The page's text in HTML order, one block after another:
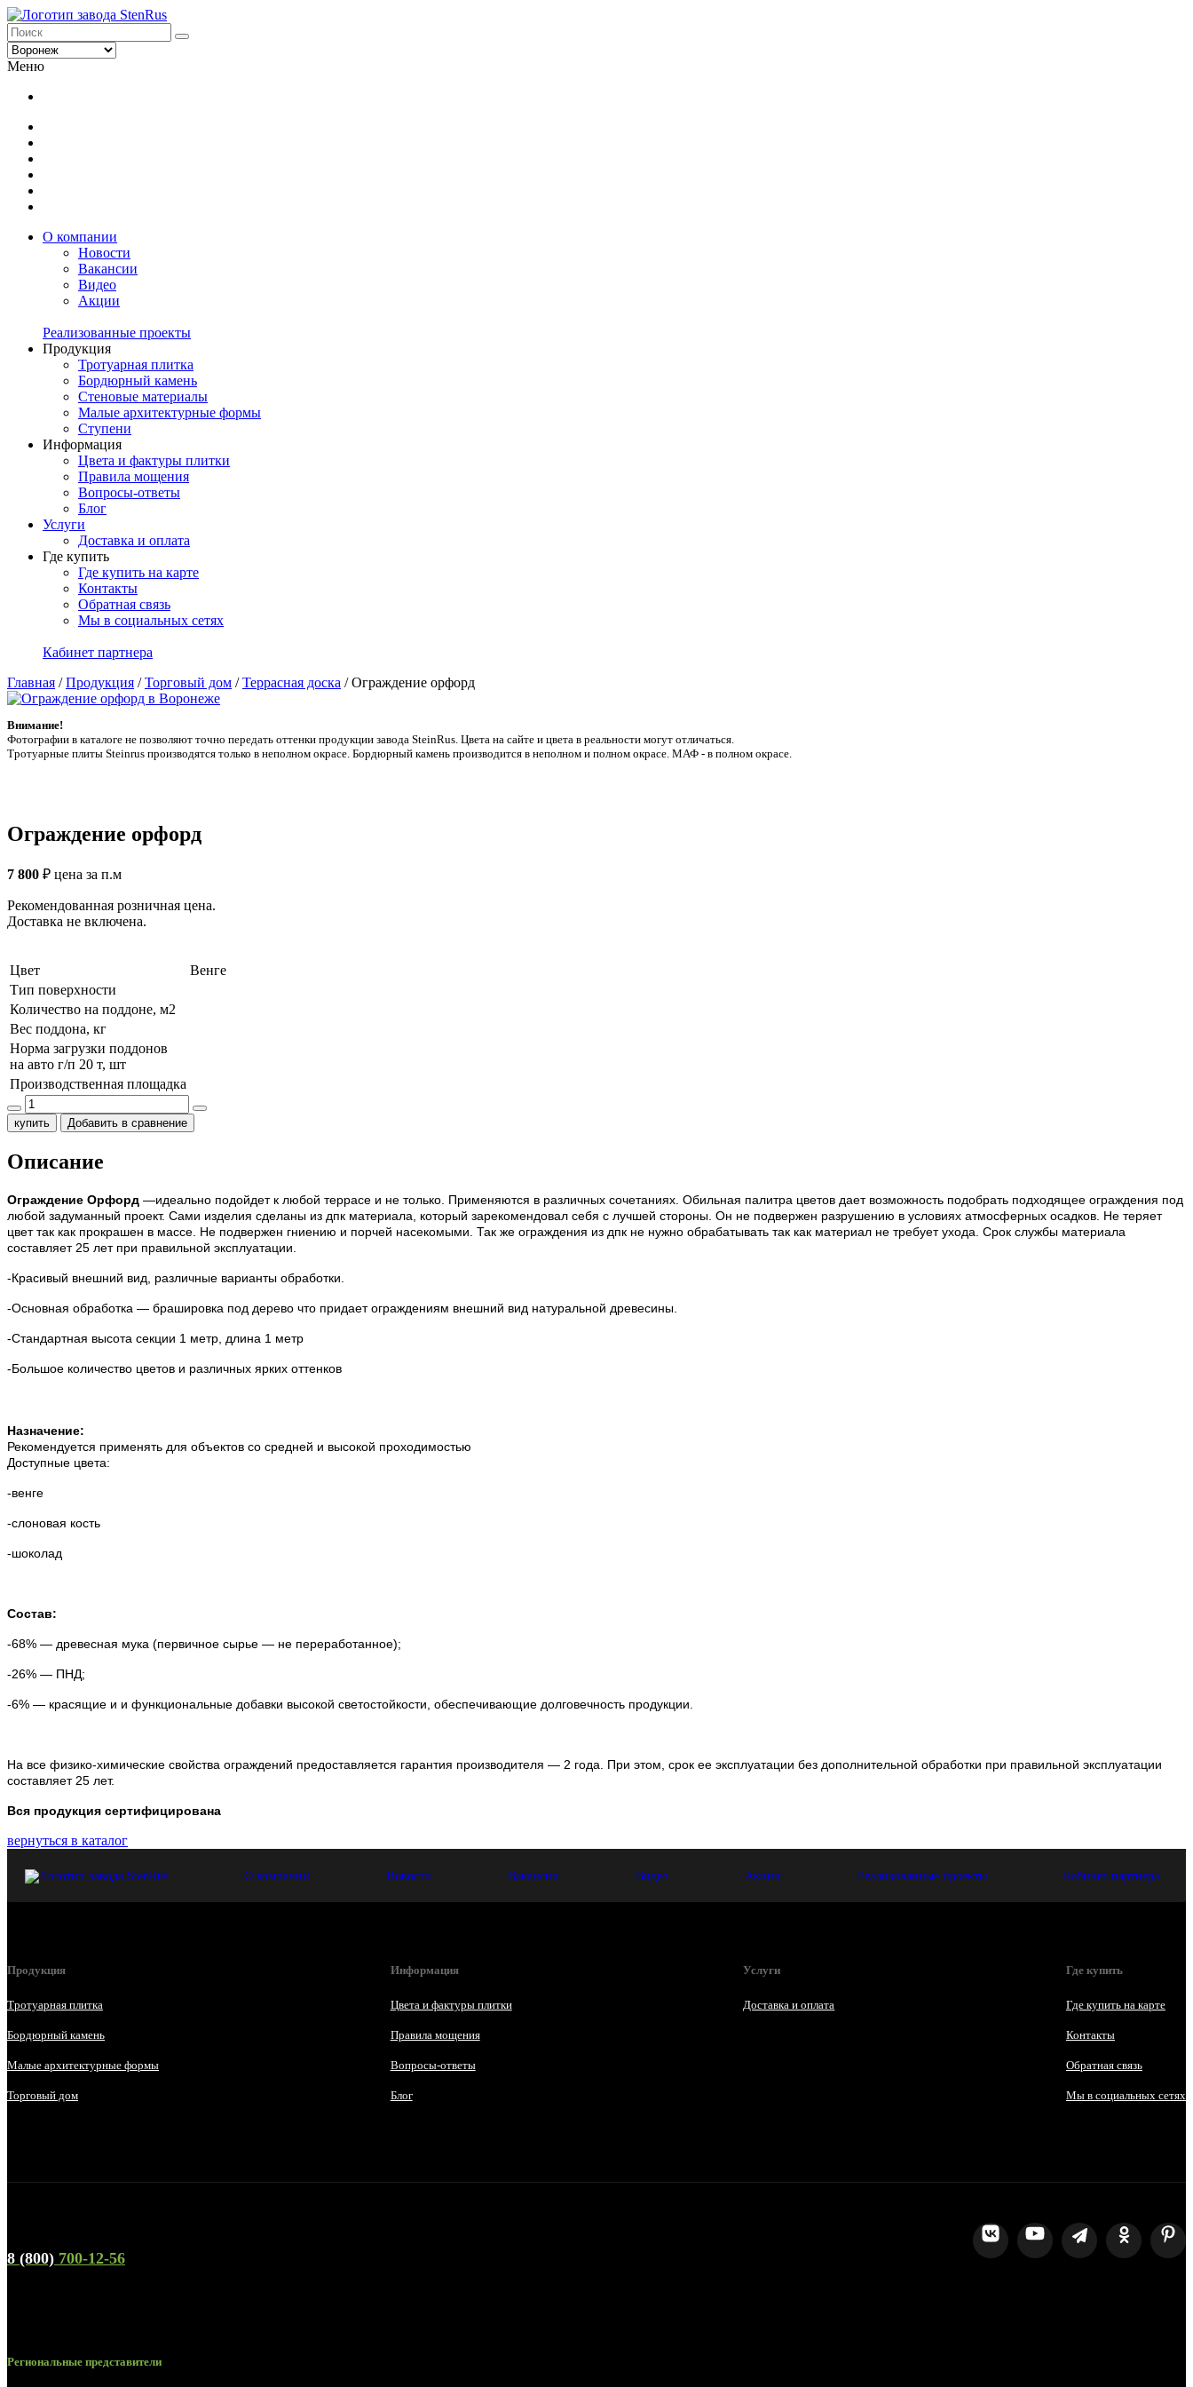
Меню
О компании
Новости
Вакансии
Видео
Акции
Реализованные проекты
Продукция
Тротуарная плитка
Бордюрный камень
Стеновые материалы
Малые архитектурные формы
Ступени
Информация
Цвета и фактуры плитки
Правила мощения
Вопросы-ответы
Блог
Услуги
Доставка и оплата
Где купить
Где купить на карте
Контакты
Обратная связь
Мы в социальных сетях
Кабинет партнера
Главная /Продукция /Торговый дом /Террасная доска /Ограждение орфорд
Внимание!
Фотографии в каталоге не позволяют точно передать оттенки продукции заводa SteinRus. Цвета на сайте и цвета в реальности могут отличаться.
Тротуарные плиты Steinrus производятся только в неполном окрасе. Бордюрный камень производится в неполном и полном окрасе. МАФ - в полном окрасе.
Ограждение орфорд
7 800 ₽ цена за п.м
Рекомендованная розничная цена.
Доставка не включена.
Цвет
Венге
Тип поверхности
Количество на поддоне, м2
Вес поддона, кг
Норма загрузки поддонов
на авто г/п 20 т, шт
Производственная площадка
купить Добавить в сравнение
Описание
Ограждение Орфорд —идеально подойдет к любой террасе и не только. Применяются в различных сочетаниях. Обильная палитра цветов дает возможность подобрать подходящее ограждения под
любой задуманный проект. Сами изделия сделаны из дпк материала, который зарекомендовал себя с лучшей стороны. Он не подвержен разрушению в условиях атмосферных осадков. Не теряет
цвет так как прокрашен в массе. Не подвержен гниению и порчей насекомыми. Так же ограждения из дпк не нужно обрабатывать так как материал не требует ухода. Срок службы материала
составляет 25 лет при правильной эксплуатации.
-Красивый внешний вид, различные варианты обработки.
-Основная обработка — брашировка под дерево что придает ограждениям внешний вид натуральной древесины.
-Стандартная высота секции 1 метр, длина 1 метр
-Большое количество цветов и различных ярких оттенков
Назначение:
Рекомендуется применять для объектов со средней и высокой проходимостью
Доступные цвета:
-венге
-слоновая кость
-шоколад
Состав:
-68% — древесная мука (первичное сырье — не переработанное);
-26% — ПНД;
-6% — красящие и и функциональные добавки высокой светостойкости, обеспечивающие долговечность продукции.
На все физико-химические свойства ограждений предоставляется гарантия производителя — 2 года. При этом, срок ее эксплуатации без дополнительной обработки при правильной эксплуатации
составляет 25 лет.
Вся продукция сертифицирована
вернуться в каталог
О компании Новости Вакансии Видео Акции Реализованные проекты Кабинет партнера
Продукция
Тротуарная плитка
Бордюрный камень
Малые архитектурные формы
Торговый дом
Информация
Цвета и фактуры плитки
Правила мощения
Вопросы-ответы
Блог
Услуги
Доставка и оплата
Где купить
Где купить на карте
Контакты
Обратная связь
Мы в социальных сетях
8 (800) 700-12-56
Региональные представители